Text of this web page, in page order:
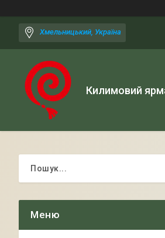
Хмельницький, Україна
Килимовий